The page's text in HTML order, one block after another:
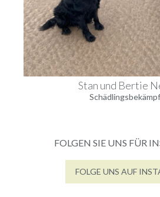
Stan und Bertie
FOLGEN SIE UNS FÜR
FOLGE UNS AUF